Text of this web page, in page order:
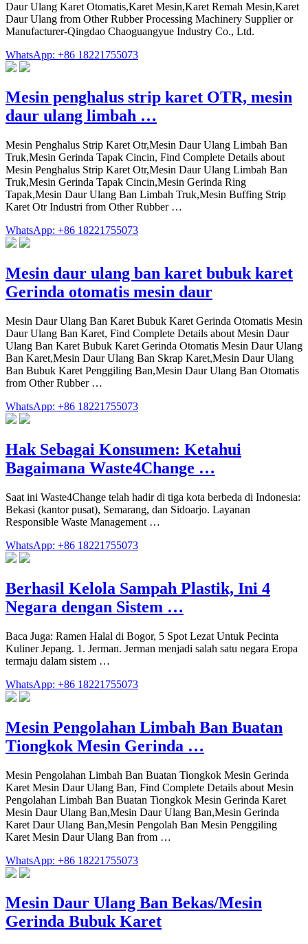
Daur Ulang Karet Otomatis,Karet Mesin,Karet Remah Mesin,Karet
Daur Ulang from Other Rubber Processing Machinery Supplier or
Manufacturer-Qingdao Chaoguangyue Industry Co., Ltd.
WhatsApp: +86 18221755073
Mesin penghalus strip karet OTR, mesin
daur ulang limbah …
Mesin Penghalus Strip Karet Otr,Mesin Daur Ulang Limbah Ban
Truk,Mesin Gerinda Tapak Cincin, Find Complete Details about
Mesin Penghalus Strip Karet Otr,Mesin Daur Ulang Limbah Ban
Truk,Mesin Gerinda Tapak Cincin,Mesin Gerinda Ring
Tapak,Mesin Daur Ulang Ban Limbah Truk,Mesin Buffing Strip
Karet Otr Industri from Other Rubber …
WhatsApp: +86 18221755073
Mesin daur ulang ban karet bubuk karet
Gerinda otomatis mesin daur
Mesin Daur Ulang Ban Karet Bubuk Karet Gerinda Otomatis Mesin
Daur Ulang Ban Karet, Find Complete Details about Mesin Daur
Ulang Ban Karet Bubuk Karet Gerinda Otomatis Mesin Daur Ulang
Ban Karet,Mesin Daur Ulang Ban Skrap Karet,Mesin Daur Ulang
Ban Bubuk Karet Penggiling Ban,Mesin Daur Ulang Ban Otomatis
from Other Rubber …
WhatsApp: +86 18221755073
Hak Sebagai Konsumen: Ketahui
Bagaimana Waste4Change …
Saat ini Waste4Change telah hadir di tiga kota berbeda di Indonesia:
Bekasi (kantor pusat), Semarang, dan Sidoarjo. Layanan
Responsible Waste Management …
WhatsApp: +86 18221755073
Berhasil Kelola Sampah Plastik, Ini 4
Negara dengan Sistem …
Baca Juga: Ramen Halal di Bogor, 5 Spot Lezat Untuk Pecinta
Kuliner Jepang. 1. Jerman. Jerman menjadi salah satu negara Eropa
termaju dalam sistem …
WhatsApp: +86 18221755073
Mesin Pengolahan Limbah Ban Buatan
Tiongkok Mesin Gerinda …
Mesin Pengolahan Limbah Ban Buatan Tiongkok Mesin Gerinda
Karet Mesin Daur Ulang Ban, Find Complete Details about Mesin
Pengolahan Limbah Ban Buatan Tiongkok Mesin Gerinda Karet
Mesin Daur Ulang Ban,Mesin Daur Ulang Ban,Mesin Gerinda
Karet Daur Ulang Ban,Mesin Pengolah Ban Mesin Penggiling
Karet Mesin Daur Ulang Ban from …
WhatsApp: +86 18221755073
Mesin Daur Ulang Ban Bekas/Mesin
Gerinda Bubuk Karet